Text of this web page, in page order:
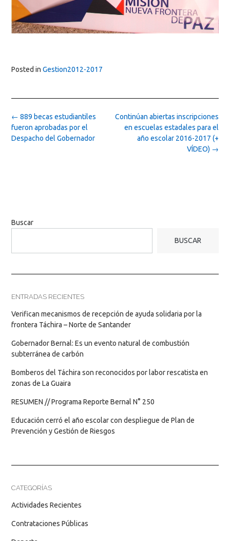
Posted in Gestion2012-2017
Post
navigation
Continúan abiertas inscripciones
en escuelas estadales para el
año escolar 2016-2017 (+
VÍDEO) →
← 889 becas estudiantiles
fueron aprobadas por el
Despacho del Gobernador
Buscar
BUSCAR
ENTRADAS RECIENTES
Verifican mecanismos de recepción de ayuda solidaria por la
frontera Táchira – Norte de Santander
Gobernador Bernal: Es un evento natural de combustión
subterránea de carbón
Bomberos del Táchira son reconocidos por labor rescatista en
zonas de La Guaira
RESUMEN // Programa Reporte Bernal N° 250
Educación cerró el año escolar con despliegue de Plan de
Prevención y Gestión de Riesgos
CATEGORÍAS
Actividades Recientes
Contrataciones Públicas